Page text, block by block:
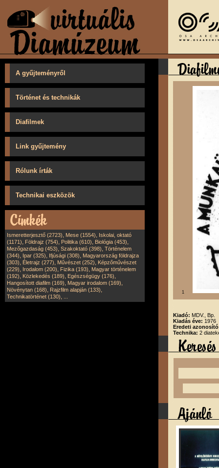
A gyűjteményről
Történet és technikák
Diafilmek
Link gyűjtemény
Rólunk írták
Technikai eszközök
Ismeretterjesztő (2723), Mese (1554), Iskolai, oktató
(1171), Földrajz (754), Politika (610), Biológia (453),
Mezőgazdaság (453), Szakoktató (398), Történelem
(344), Ipar (325), Ifjúsági (308), Magyarország földrajza
(303), Életrajz (277), Művészet (252), Képzőművészet
(229), Irodalom (200), Fizika (193), Magyar történelem
(192), Közlekedés (189), Egészségügy (176),
Hangosított diafilm (169), Magyar irodalom (169),
Növénytan (168), Rajzfilm alapján (133),
Technikatörténet (130),
1
Kiadó: MDV., Bp.
Kiadás éve: 1976
Eredeti
Technika: 2